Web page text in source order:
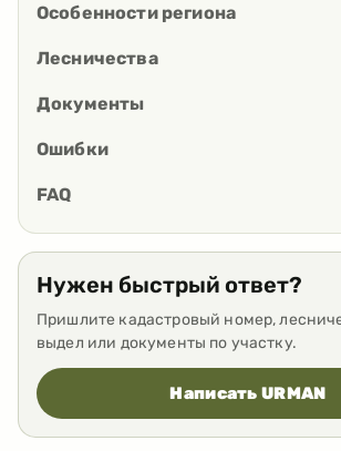
Особенности региона
Лесничества
Документы
Ошибки
FAQ
Нужен быстрый ответ?
Пришлите кадастровый номер,
выдел или документы по участку.
Написать URMAN